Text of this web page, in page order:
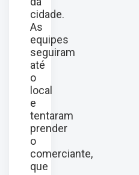
cidade.
As
equipes
seguiram
até
o
local
e
tentaram
prender
o
comerciante,
que